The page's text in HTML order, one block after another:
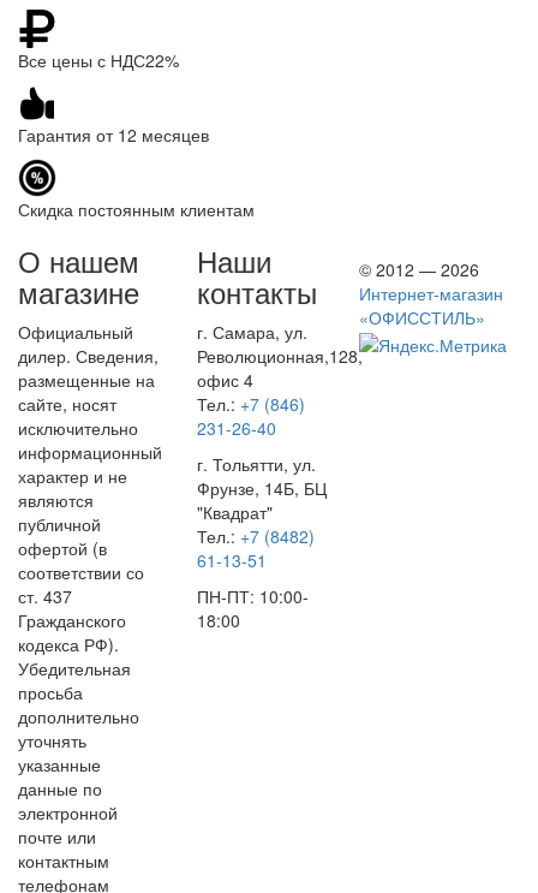
Все цены с НДС22%
Гарантия от 12 месяцев
Скидка постоянным клиентам
О нашем
магазине
Официальный
дилер. Сведения,
размещенные на
сайте, носят
исключительно
информационный
характер и не
являются
публичной
офертой (в
соответствии со
ст. 437
Гражданского
кодекса РФ).
Убедительная
просьба
дополнительно
уточнять
указанные
данные по
электронной
почте или
контактным
телефонам
Наши
контакты
г. Самара, ул.
Революционная,128,
офис 4
Тел.: +7 (846)
231-26-40
г. Тольятти, ул.
Фрунзе, 14Б, БЦ
"Квадрат"
Тел.: +7 (8482)
61-13-51
ПН-ПТ: 10:00-
18:00
© 2012 — 2026
Интернет-магазин
«ОФИССТИЛЬ»